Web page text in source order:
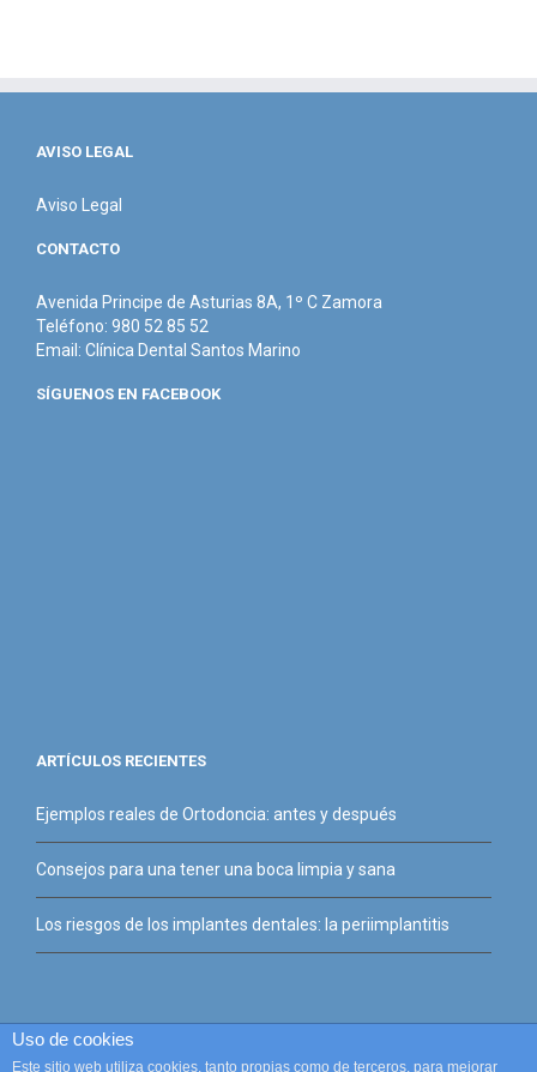
AVISO LEGAL
Aviso Legal
CONTACTO
Avenida Principe de Asturias 8A, 1º C Zamora
Teléfono: 980 52 85 52
Email: Clínica Dental Santos Marino
SÍGUENOS EN FACEBOOK
ARTÍCULOS RECIENTES
Ejemplos reales de Ortodoncia: antes y después
Consejos para una tener una boca limpia y sana
Los riesgos de los implantes dentales: la periimplantitis
Copyright 2015 Clínica Dental Santos Marino | Todos los Derechos
Uso de cookies
Este sitio web utiliza cookies, tanto propias como de terceros, para mejorar